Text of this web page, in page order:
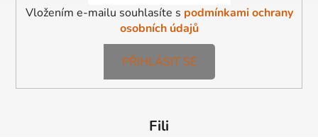
Vložením e-mailu souhlasíte s podmínkami ochrany
osobních údajů
PŘIHLÁSIT SE
Fili